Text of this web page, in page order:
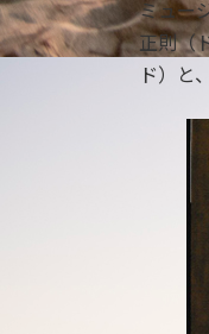
ミュー
正則（
ド）と